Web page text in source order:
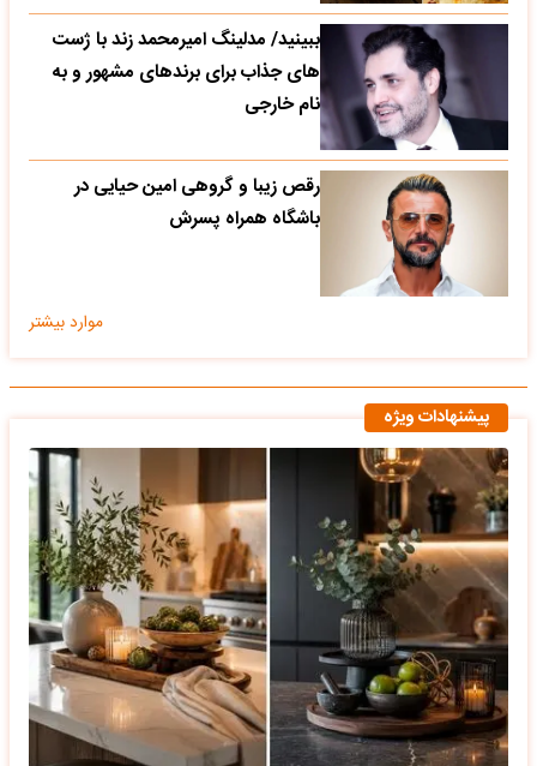
ببینید/ مدلینگ امیرمحمد زند با ژست
های جذاب برای برندهای مشهور و به
نام خارجی
رقص زیبا و گروهی امین حیایی در
باشگاه همراه پسرش
موارد بیشتر
پیشنهادات ویژه